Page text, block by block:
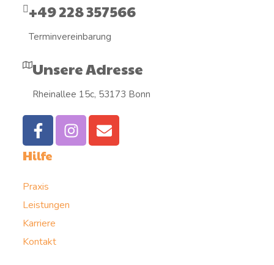
+49 228 357566
Terminvereinbarung
Unsere Adresse
Rheinallee 15c, 53173 Bonn
Hilfe
Praxis
Leistungen
Karriere
Kontakt